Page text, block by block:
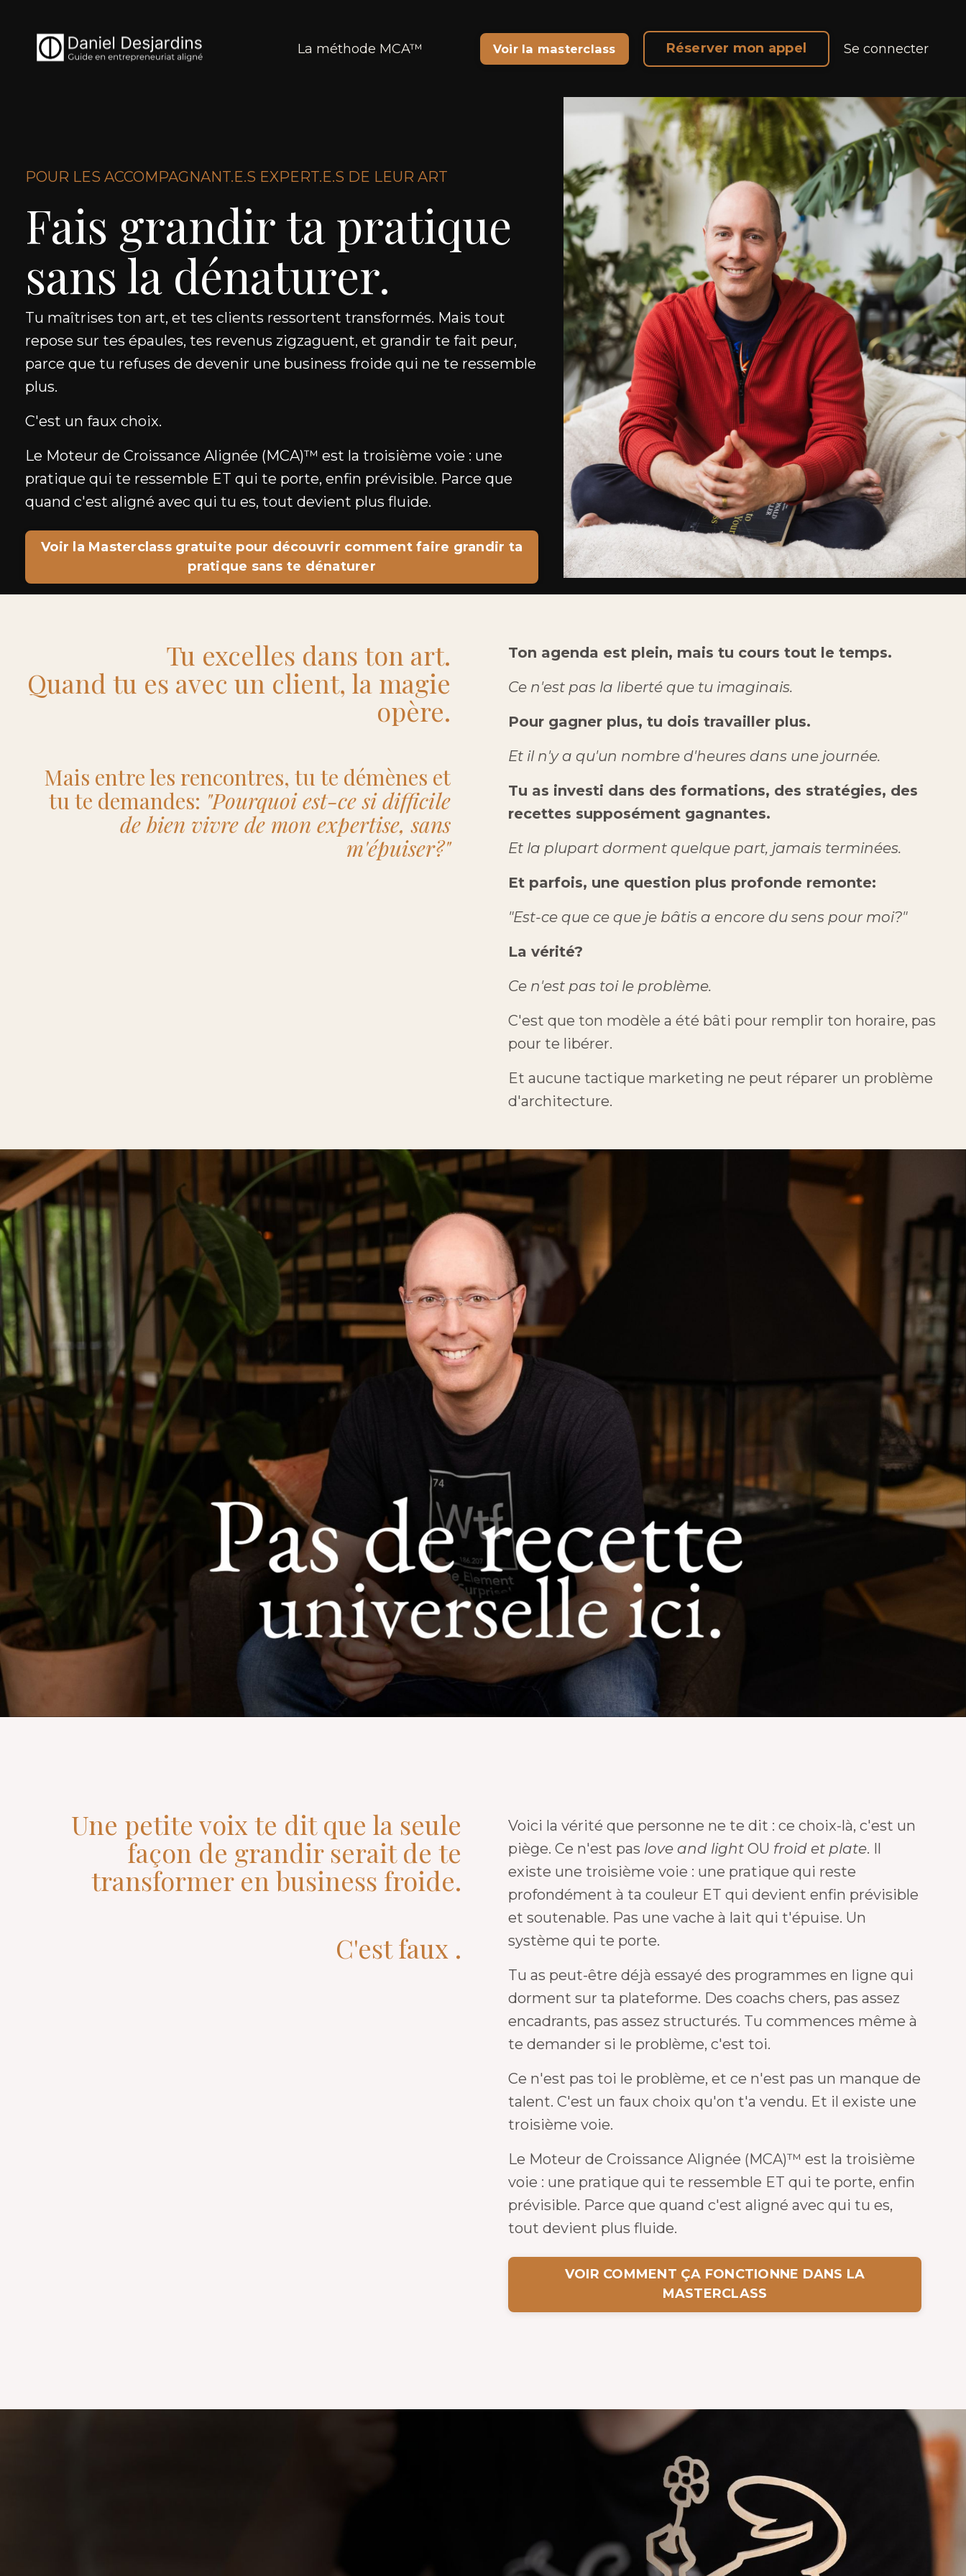
La méthode MCA™ Voir la masterclass Réserver mon appel Se connecter
POUR LES ACCOMPAGNANT.E.S EXPERT.E.S DE LEUR ART
Fais grandir ta pratique
sans la dénaturer.
Tu maîtrises ton art, et tes clients ressortent transformés. Mais tout
repose sur tes épaules, tes revenus zigzaguent, et grandir te fait peur,
parce que tu refuses de devenir une business froide qui ne te ressemble
plus.
C'est un faux choix.
Le Moteur de Croissance Alignée (MCA)™ est la troisième voie : une
pratique qui te ressemble ET qui te porte, enfin prévisible. Parce que
quand c'est aligné avec qui tu es, tout devient plus fluide.
Voir la Masterclass gratuite pour découvrir comment faire grandir ta
pratique sans te dénaturer
Tu excelles dans ton art.
Quand tu es avec un client, la magie
opère.
Mais entre les rencontres, tu te démènes et
tu te demandes: "Pourquoi est-ce si difficile
de bien vivre de mon expertise, sans
m'épuiser?"
Ton agenda est plein, mais tu cours tout le temps.
Ce n'est pas la liberté que tu imaginais.
Pour gagner plus, tu dois travailler plus.
Et il n'y a qu'un nombre d'heures dans une journée.
Tu as investi dans des formations, des stratégies, des
recettes supposément gagnantes.
Et la plupart dorment quelque part, jamais terminées.
Et parfois, une question plus profonde remonte:
"Est-ce que ce que je bâtis a encore du sens pour moi?"
La vérité?
Ce n'est pas toi le problème.
C'est que ton modèle a été bâti pour remplir ton horaire, pas
pour te libérer.
Et aucune tactique marketing ne peut réparer un problème
d'architecture.
Une petite voix te dit que la seule
façon de grandir serait de te
transformer en business froide.
C'est faux .
Voici la vérité que personne ne te dit : ce choix-là, c'est un
piège. Ce n'est pas love and light OU froid et plate. Il
existe une troisième voie : une pratique qui reste
profondément à ta couleur ET qui devient enfin prévisible
et soutenable. Pas une vache à lait qui t'épuise. Un
système qui te porte.
Tu as peut-être déjà essayé des programmes en ligne qui
dorment sur ta plateforme. Des coachs chers, pas assez
encadrants, pas assez structurés. Tu commences même à
te demander si le problème, c'est toi.
Ce n'est pas toi le problème, et ce n'est pas un manque de
talent. C'est un faux choix qu'on t'a vendu. Et il existe une
troisième voie.
Le Moteur de Croissance Alignée (MCA)™ est la troisième
voie : une pratique qui te ressemble ET qui te porte, enfin
prévisible. Parce que quand c'est aligné avec qui tu es,
tout devient plus fluide.
VOIR COMMENT ÇA FONCTIONNE DANS LA
MASTERCLASS